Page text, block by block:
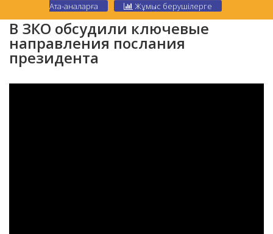
Ата-аналарға
Жұмыс берушілерге
В ЗКО обсудили ключевые
направления послания
президента